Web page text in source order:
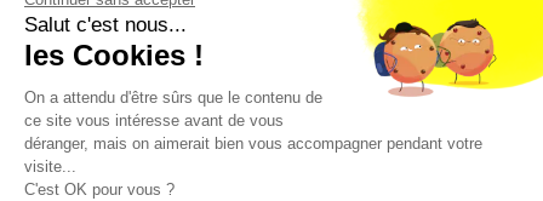
Salut c'est nous...
les Cookies !
On a attendu d'être sûrs que le contenu de
ce site vous intéresse avant de vous
déranger, mais on aimerait bien vous accompagner pendant votre
visite...
C'est OK pour vous ?
Newsletter
Enregistrez vous à la newsletter
Restez à l'actualité sur nos produits et les offres du
moment